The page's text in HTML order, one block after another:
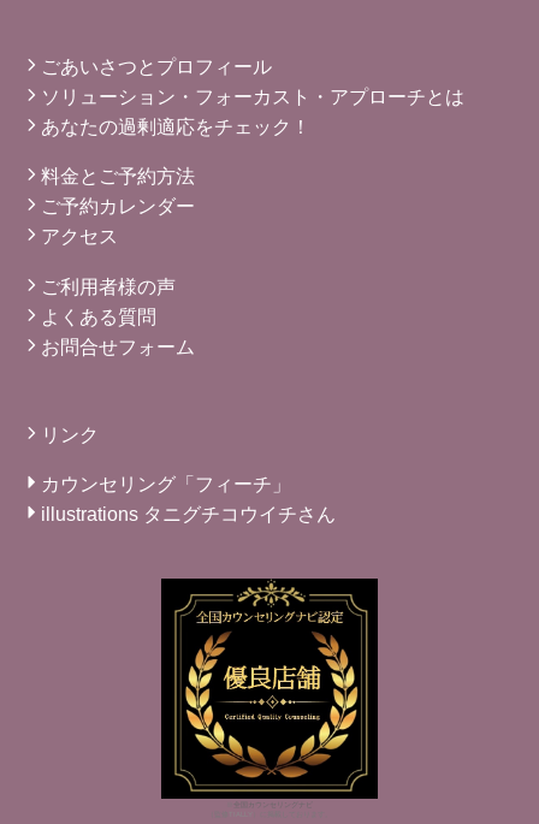
ごあいさつとプロフィール
ソリューション・フォーカスト・アプローチとは
あなたの過剰適応をチェック！
料金とご予約方法
ご予約カレンダー
アクセス
ご利用者様の声
よくある質問
お問合せフォーム
リンク
カウンセリング「フィーチ」
illustrations タニグチコウイチさん
全国カウンセリングナビ